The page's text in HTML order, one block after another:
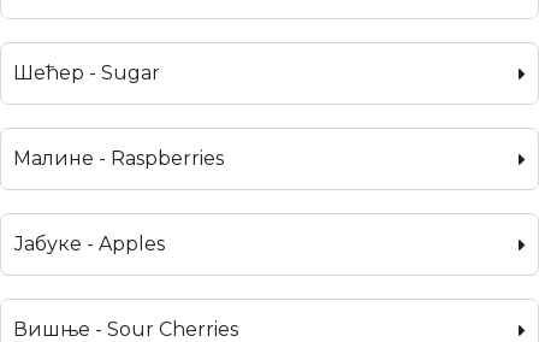
Шећер - Sugar
Малине - Raspberries
Јабуке - Apples
Вишње - Sour Cherries